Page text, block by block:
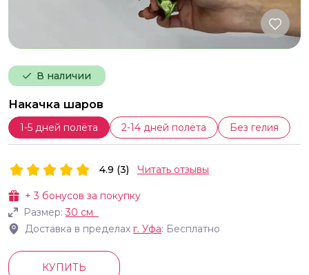
В наличии
Накачка шаров
1-5 дней полёта 2-14 дней полёта Без гелия
+3 бонусов за покупку
Размер:30 см
Доставка в пределах г. Уфа: Бесплатно
4.9 (3) Читать отзывы
КУПИТЬ